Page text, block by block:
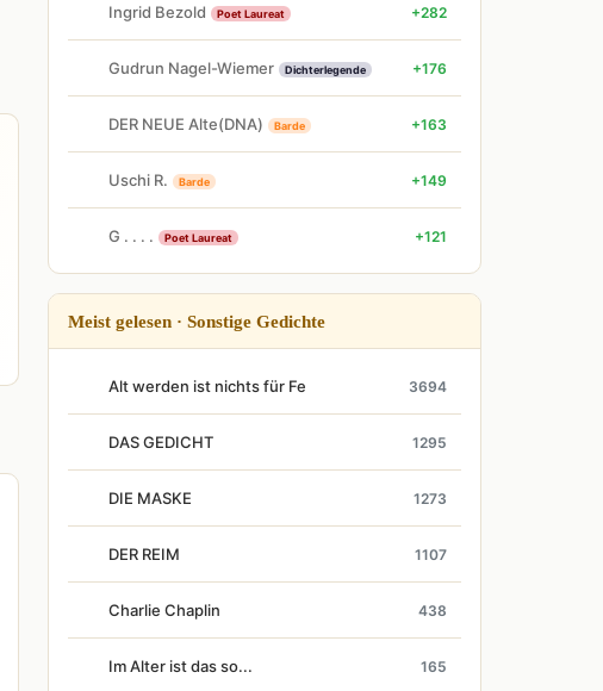
Ingrid Bezold Poet Laureat +282
Gudrun Nagel-Wiemer Dichterlegende +176
DER NEUE Alte(DNA) Barde +163
Uschi R. Barde +149
G . . . . Poet Laureat +121
Meist gelesen · Sonstige Gedichte
Alt werden ist nichts für Fe 3694
DAS GEDICHT 1295
DIE MASKE 1273
DER REIM 1107
Charlie Chaplin 438
Im Alter ist das so... 165